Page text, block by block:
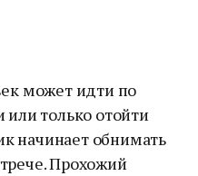
может идти по
или только отойти
начинает обнимать
Прохожий